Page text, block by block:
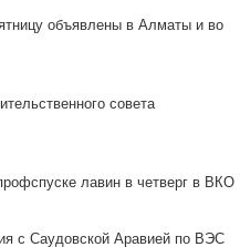
объявлены в Алматы и во
совета
лавин в четверг в ВКО
с Саудовской Аравией по ВЭС